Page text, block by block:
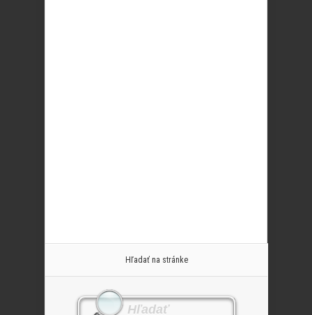
Hľadať na stránke